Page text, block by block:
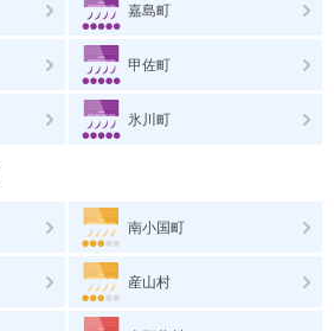
嘉島町
甲佐町
氷川町
南小国町
産山村